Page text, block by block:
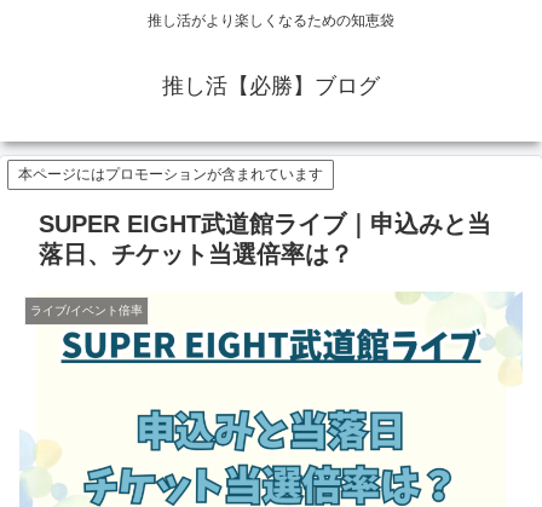
推し活がより楽しくなるための知恵袋
推し活【必勝】ブログ
本ページにはプロモーションが含まれています
SUPER EIGHT武道館ライブ｜申込みと当
落日、チケット当選倍率は？
ライブ/イベント倍率